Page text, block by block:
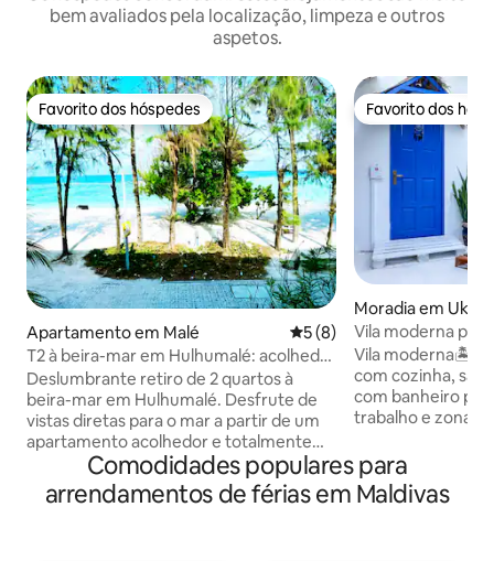
bem avaliados pela localização, limpeza e outros
aspetos.
Favorito dos hóspedes
Favorito dos hóspedes
Apartamento em Malé Classificação média de 5
5 (8)
T2 à beira-mar em Hulhumalé: acolhedor
e totalmente equipado
Deslumbrante retiro de 2 quartos à
beira-mar em Hulhumalé. Desfrute de
vistas diretas para o mar a partir de um
apartamento acolhedor e totalmente
equipado, a apenas 15 minutos do
aeroporto. Perfeita para famílias e
profissionais, com um espaço de
Favorito dos
Favorito dos
Moradia em
Vila moderna
Vila moderna🏝
com cozinha,
com banheiro
trabalho e zona
momentos
família e amigos
Ukulhas no
Comodidades populares para
arrendamentos de férias em Maldivas